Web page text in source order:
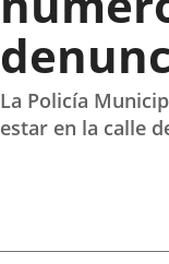
La Policía
estar en la calle